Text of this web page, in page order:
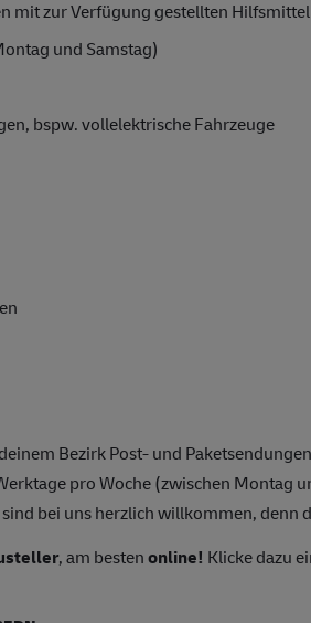
mit zur Verfügung gestellten
und Samstag)
bspw. vollelektrische Fahrzeuge
Bezirk Post- und
pro Woche (zwischen Montag
sind bei uns herzlich willkommen, denn
, am bestenonline! Klicke dazu